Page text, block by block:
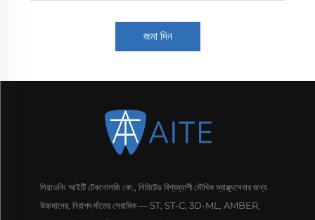
জমা দিন
লিয়াওনিং আইটি টেকনোলজি কো., লিমিটেড বিশ্বব্যাপী মৌখিক স্বাস্থ্যসেবার জন্য
উচ্চমানের, নিরাপদ দাঁতের সেরামিক — ST, ST-C, 3D-ML, AMBER,